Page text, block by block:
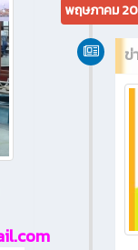
พฤษภาคม
ข่